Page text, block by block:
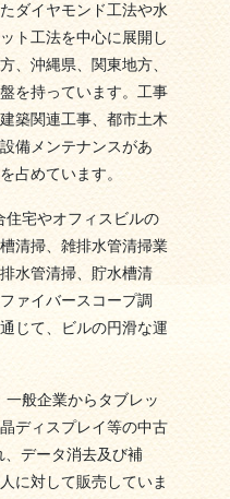
ダイヤモンド工法や水
ト工法を中心に展開し
、沖縄県、関東地方、
を持っています。工事
築関連工事、都市土木
備メンテナンスがあ
占めています。
住宅やオフィスビルの
清掃、雑排水管清掃業
水管清掃、貯水槽清
ァイバースコープ調
じて、ビルの円滑な運
一般企業からタブレッ
ディスプレイ等の中古
、データ消去及び補
に対して販売していま